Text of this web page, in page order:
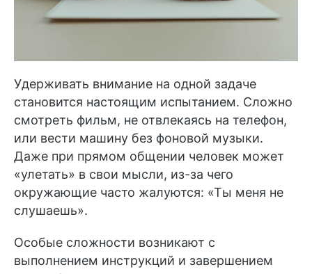
Удерживать внимание на одной задаче
становится настоящим испытанием. Сложно
смотреть фильм, не отвлекаясь на телефон,
или вести машину без фоновой музыки.
Даже при прямом общении человек может
«улетать» в свои мысли, из-за чего
окружающие часто жалуются: «Ты меня не
слушаешь».
Особые сложности возникают с
выполнением инструкций и завершением